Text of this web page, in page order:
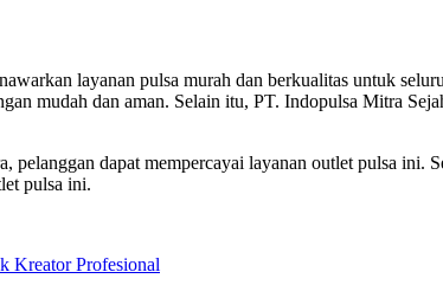
layanan pulsa murah dan berkualitas untuk
mudah dan aman. Selain itu, PT. Indopulsa Mitra
dapat mempercayai layanan outlet pulsa
pulsa ini.
Kreator Profesional